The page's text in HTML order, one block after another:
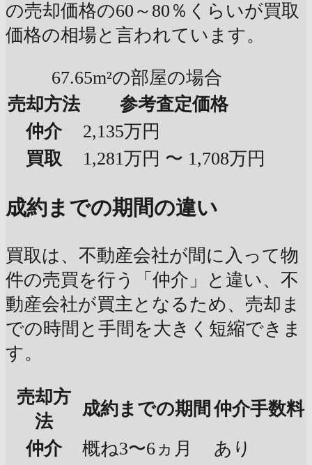
の売却価格の60～80％くらいが買取
価格の相場と言われています。
67.65m²の部屋の場合
売却方法
参考査定価格
仲介
2,135万円
買取
1,281万円 〜 1,708万円
成約までの期間の違い
買取は、不動産会社が間に入って物
件の売買を行う「仲介」と違い、不
動産会社が買主となるため、売却ま
での時間と手間を大きく短縮できま
す。
売却方
法
成約までの期間 仲介手数料
仲介
概ね3〜6ヵ月
あり